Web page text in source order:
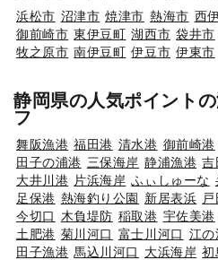
浜松市 沼津市 焼津市 熱海市 西
御前崎市 東伊豆町 湖西市 袋井市
牧之原市 南伊豆町 伊豆市 伊東市
静岡県の人気ポイント
フ
舞阪漁港 福田港 清水港 御前崎港
田子の浦港 三保海岸 静浦漁港 吉
大井川港 片浜海岸 ふぃしゅーな
足保港 熱海釣り公園 新居表浜
今切口
木負堤防 稲取港 宇佐美港
土肥港 菊川河口 富士川河口 江の
田子漁港 馬込川河口 大浜海岸 初